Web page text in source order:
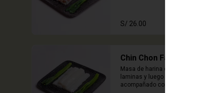
S/ 26.00
Chin Chon Fan Solo
Masa de harina de arroz cocida en
laminas y luego enrollado,
acompañado con salsa de sillao